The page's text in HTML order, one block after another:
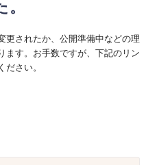
更されたか、公開準備中などの理
ます。お手数ですが、下記のリン
ださい。